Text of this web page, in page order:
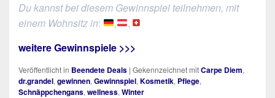
Du kannst bei diesem Gewinnspiel teilnehmen, mit
einem Wohnsitz in: ,
,
weitere Gewinnspiele >>>
Veröffentlicht in Beendete Deals | Gekennzeichnet mitCarpe Diem,
dr.grandel, gewinnen, Gewinnspiel, Kosmetik, Pflege,
Schnäppchengans, wellness, Winter